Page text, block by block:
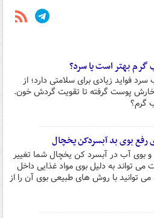
بهتر است یا سرد؟
فواید زیادی برای سلامتی دارد؛ از
پوست گرفته تا تقویت گردش خون.
گرم؟
بوی بد آبسردکن یخچال
بوی آب در آبسرد کن یخچال شما تغییر
می تواند به دلیل بوی مواد غذایی داخل
توانید با روش های طبیعی بوی آن را از